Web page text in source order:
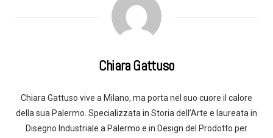
Chiara Gattuso
Chiara Gattuso vive a Milano, ma porta nel suo cuore il calore
della sua Palermo. Specializzata in Storia dell’Arte e laureata in
Disegno Industriale a Palermo e in Design del Prodotto per